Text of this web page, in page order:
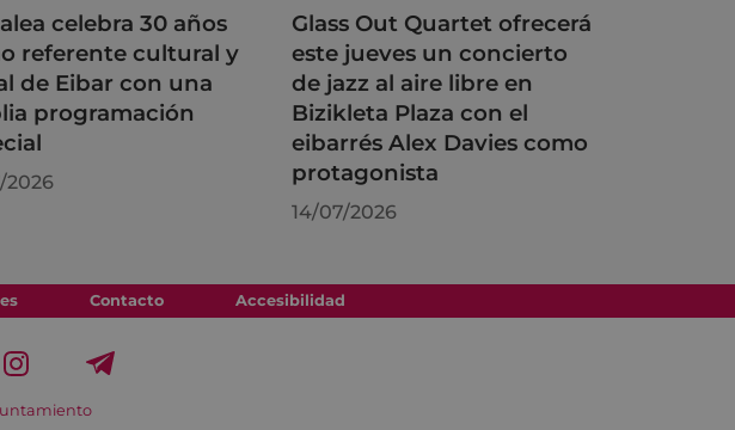
celebra 30 años
referente cultural y
de Eibar con una
programación
2026
Glass Out Quartet ofrecerá
este jueves un concierto
de jazz al aire libre en
Bizikleta Plaza con el
eibarrés Alex Davies como
protagonista
14/07/2026
Contacto Accesibilidad